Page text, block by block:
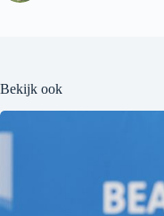
Bekijk ook